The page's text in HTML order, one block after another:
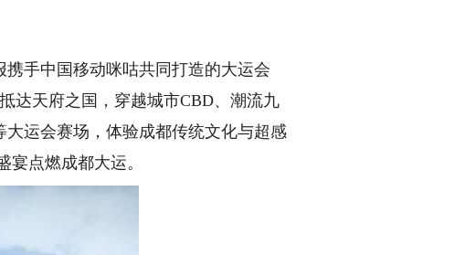
手中国移动咪咕共同打造的大运会
达天府之国，穿越城市CBD、潮流九
运会赛场，体验成都传统文化与超感
点燃成都大运。